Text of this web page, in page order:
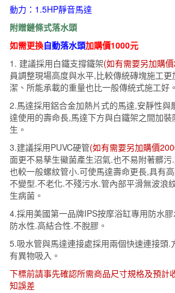
數
量
動力：1.5HP靜音馬達
附贈鏈條式落水頭
如需更換自動落水頭加購價1000元
1. 建議採用白鐵支撐鐵架(如有需要另加購
員調整現場高度與水平,比較傳統磚塊施工
潔、所能承載的重量也比一般傳統式施工好。
2.馬達採用鋁合金加熱片式的馬達,安靜性與
達使用的壽命長,馬達下方與白鐵架之間加
生。
3.建議採用PUVC硬管(如有需要另加購價
面更不易孳生鰴菌產生沼氣.也不易附著髒
也較一般螺紋管小.可使馬達壽命更長,具有
不變型.不老化.不殘污水.管內部平滑無波浪
生病菌。
4.採用美國第一品牌IPS按摩浴缸專用防水
防水性.高結合性.不脫膠。
5.吸水管與馬達連接處採用兩個快速連接頭.
有異物吸入。
下標前請事先確認所需商品尺寸規格及預計
知誤差